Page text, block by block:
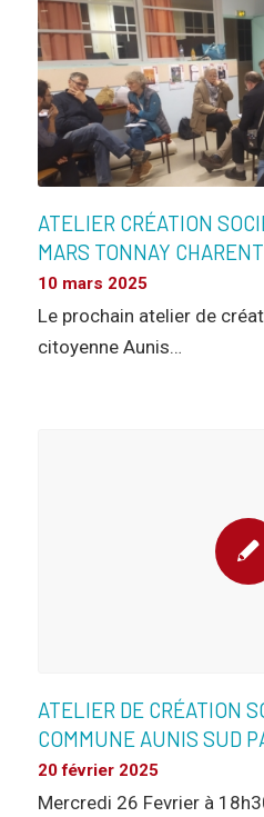
ATELIER CRÉATION
MARS TONNAY
10 mars 2025
Le prochain atelier de
citoyenne Aunis…
ATELIER DE CRÉATION
COMMUNE AUNIS SUD
20 février 2025
Mercredi 26 Fevrier à